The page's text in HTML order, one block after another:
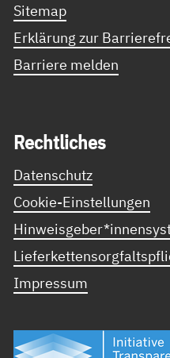
Sitemap
Erklärung zur
Barriere melden
Recht­li­ches
Datenschutz
Cookie-Einstellungen
Impressum